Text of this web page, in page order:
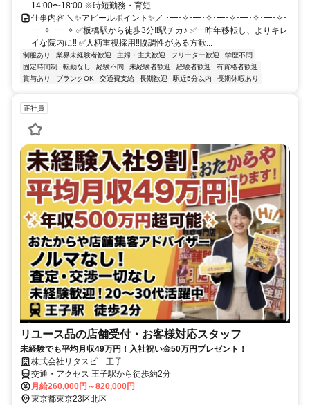
14:00〜18:00 ※時短勤務・育短...
仕事内容 ＼✨アピールポイント✨／ ･━･✧･━･✧･━･✧･━･✧･━･✧･
━･✧･━･✧ ✅板橋駅から徒歩3分‼駅チカ♪ ✅一昨年移転し、よりキレ
イな院内に‼ ✅人柄重視採用‼協調性がある方歓...
制服あり 業界未経験者歓迎 主婦・主夫歓迎 フリーター歓迎
学歴不問
固定時間制
転勤なし 経験不問 未経験者歓迎 経験者歓迎
有資格者歓迎
賞与あり
ブランクOK 交通費支給 長期歓迎 駅近5分以内 長期休暇あり
正社員
リユース品の店舗受付・お客様対応スタッフ
未経験でも平均月収49万円！入社祝い金50万円プレゼント！
株式会社リタスピ 王子
交通・アクセス 王子駅から徒歩約2分
月給260,000円～820,000円
東京都東京23区北区